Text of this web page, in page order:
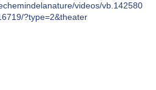
videos/vb.142580
?type=2&theater